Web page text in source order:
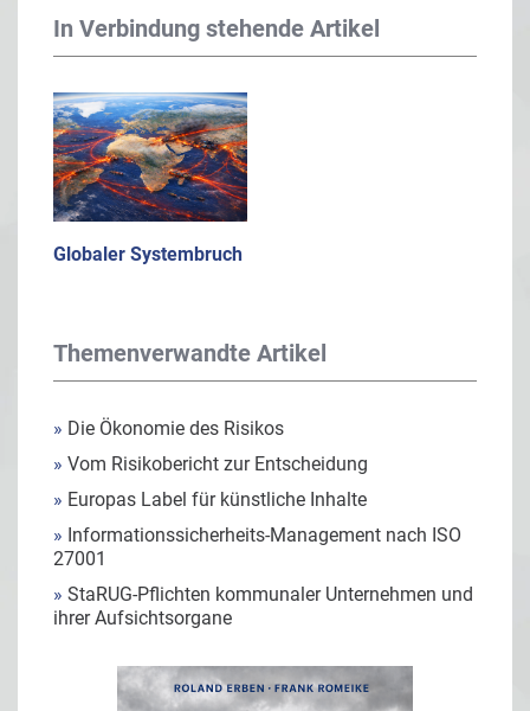
In Verbindung stehende Artikel
Globaler Systembruch
Themenverwandte Artikel
» Die Ökonomie des Risikos
» Vom Risikobericht zur Entscheidung
» Europas Label für künstliche Inhalte
» Informationssicherheits-Management nach ISO
27001
» StaRUG-Pflichten kommunaler Unternehmen und
ihrer Aufsichtsorgane